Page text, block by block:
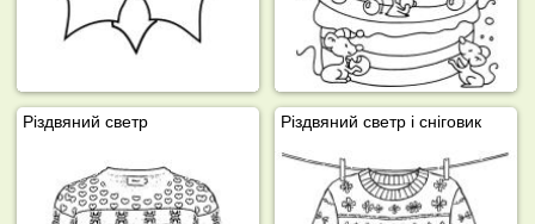
Різдвяний светр Різдвяний светр і сніговик